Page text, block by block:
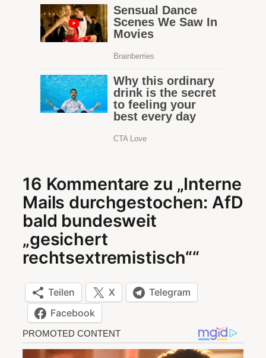
16 Kommentare zu „Interne
Mails durchgestochen: AfD
bald bundesweit
„gesichert
rechtsextremistisch““
Teilen X
Telegram
Facebook